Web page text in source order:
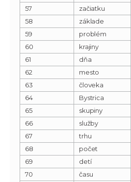
57
začiatku
58
základe
59
problém
60
krajiny
61
dňa
62
mesto
63
človeka
64
Bystrica
65
skupiny
66
služby
67
trhu
68
počet
69
detí
70
času